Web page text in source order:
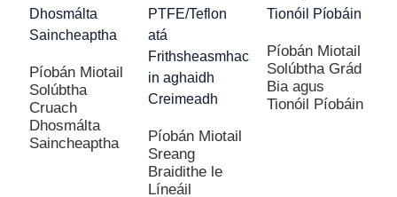
Píobán Miotail
Solúbtha
Cruach
Dhosmálta
Saincheaptha
Píobán Miotail
Sreang
Braidithe le
Líneáil
Píobán Miotail
Solúbtha Grád
Bia agus
Tionóil Píobáin